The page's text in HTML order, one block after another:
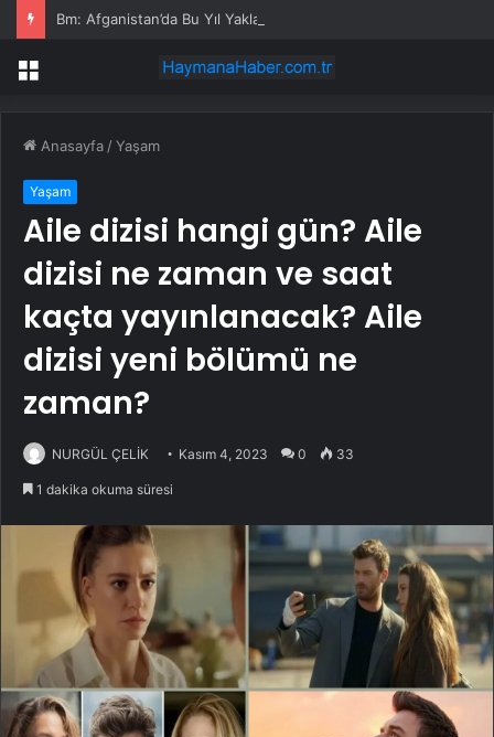
Menü
Anasayfa /Yaşam
Yaşam
Aile dizisi hangi gün? Aile
dizisi ne zaman ve saat
kaçta yayınlanacak? Aile
dizisi yeni bölümü ne
zaman?
NURGÜL ÇELİK Kasım 4, 2023 0 33
1 dakika okuma süresi